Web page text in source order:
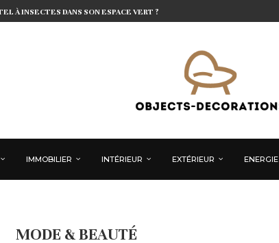
À INSECTES DANS SON ESPACE VERT ?
IMMOBILIER INTÉRIEUR EXTÉRIEUR ENERGIE
MODE & BEAUTÉ